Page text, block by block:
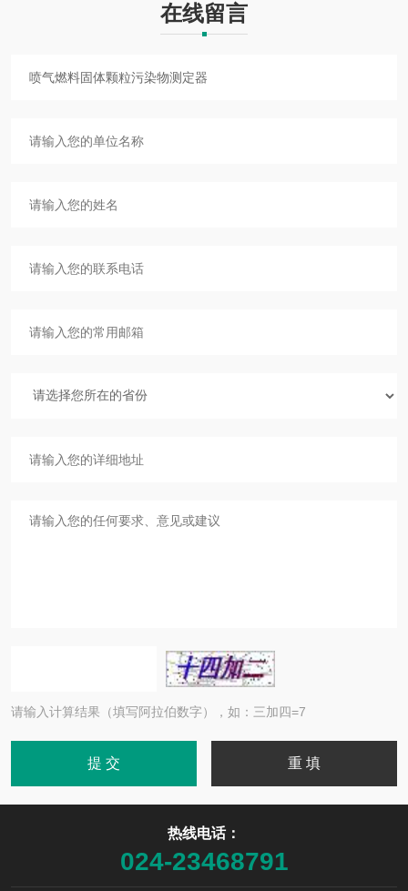
在线留言
请输入计算结果（填写阿拉伯数字），如：三加四=7
热线电话：
024-23468791